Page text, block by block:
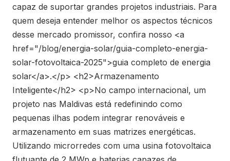
capaz de suportar grandes projetos industriais. Para
quem deseja entender melhor os aspectos técnicos
desse mercado promissor, confira nosso <a
href="/blog/energia-solar/guia-completo-energia-
solar-fotovoltaica-2025">guia completo de energia
solar</a>.</p> <h2>Armazenamento
Inteligente</h2> <p>No campo internacional, um
projeto nas Maldivas está redefinindo como
pequenas ilhas podem integrar renováveis e
armazenamento em suas matrizes energéticas.
Utilizando microrredes com uma usina fotovoltaica